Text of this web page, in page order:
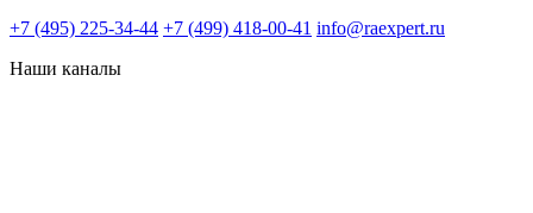
+7 (495) 225-34-44 +7 (499) 418-00-41 info@raexpert.ru
Наши каналы